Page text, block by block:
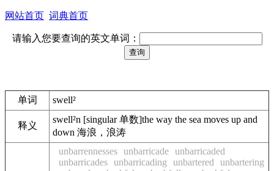
网站首页 词典首页
请输入您要查询的英文单词：
单词 swell²
释义
swell²n [singular 单数]the way the sea moves up and
down 海浪，浪涛
unbarrennesses unbarricade unbarricaded
unbarricades unbarricading unbartered
unbartering